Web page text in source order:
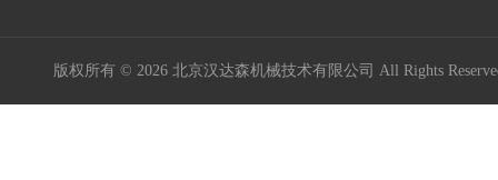
版权所有 © 2026 北京汉达森机械技术有限公司 All Rights